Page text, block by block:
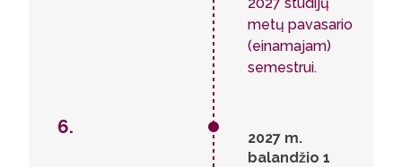
metų pavasario
(einamajam)
semestrui.
6.
2027 m.
balandžio 1